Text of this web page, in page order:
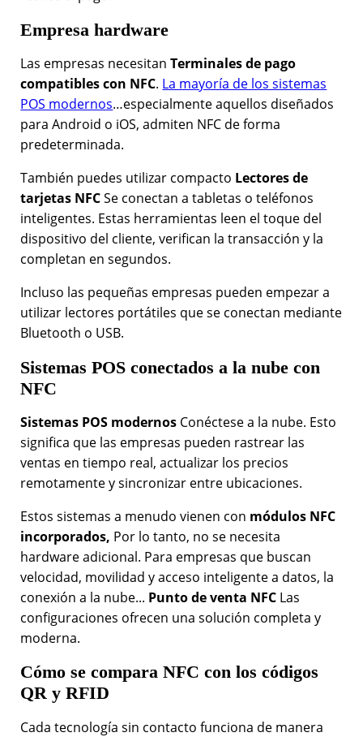
Empresahardware
Las empresas necesitanTerminales de pago
compatibles con NFC. La mayoría de los sistemas
POS modernos…especialmente aquellos diseñados
para Android o iOS, admiten NFC de forma
predeterminada.
También puedes utilizar compacto Lectores de
tarjetas NFCSe conectan a tabletas o teléfonos
inteligentes. Estas herramientas leen el toque del
dispositivo del cliente, verifican la transacción y la
completan en segundos.
Incluso las pequeñas empresas pueden empezar a
utilizar lectores portátiles que se conectan mediante
Bluetooth o USB.
Sistemas POS conectados a la nube con
NFC
Sistemas POS modernos Conéctese a la nube. Esto
significa que las empresas pueden rastrear las
ventas en tiempo real, actualizar los precios
remotamente y sincronizar entre ubicaciones.
Estos sistemas a menudo vienen con módulos NFC
incorporados, Por lo tanto, no se necesita
hardware adicional. Para empresas que buscan
velocidad, movilidad y acceso inteligente a datos, la
conexión a la nube... Punto de venta NFC Las
configuraciones ofrecen una solución completa y
moderna.
Cómo se compara NFC con los códigos
QR y RFID
Cada tecnología sin contacto funciona de manera